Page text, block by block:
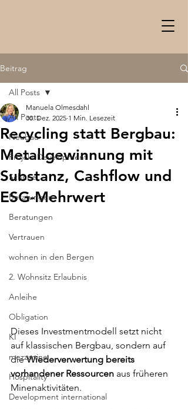
Beitrag
All Posts
Neubau
Projekt Development
Schnee
Beratungen
Beratungen
Vertrauen
wohnen in den Bergen
2. Wohnsitz Erlaubnis
Anleihe
Obligation
KI
mezzanine
Hospitality
Development international
All Posts
Recycling statt Bergbau:
Metallgewinnung mit
Substanz, Cashflow und
ESG-Mehrwert
Manuela Olmesdahl
30. Dez. 2025 1 Min. Lesezeit
Dieses Investmentmodell setzt nicht
auf klassischen Bergbau, sondern auf
die Wiederverwertung bereits
vorhandener Ressourcen aus früheren
Minenaktivitäten.